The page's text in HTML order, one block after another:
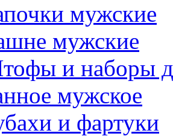
мужские
мужские
и наборы
мужское
и фартуки